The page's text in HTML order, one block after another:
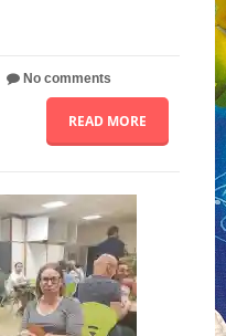
No comments
READ MORE